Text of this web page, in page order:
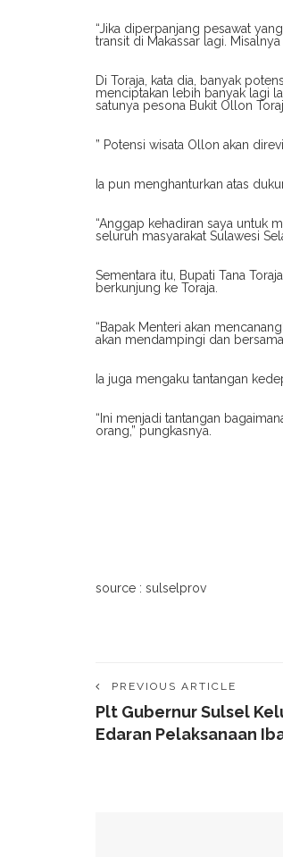
“Jika diperpanjang pesawat
transit di Makassar lagi.
Di Toraja, kata dia, banyak
menciptakan lebih banyak lagi
satunya pesona Bukit Ollon
” Potensi wisata Ollon akan
Ia pun menghanturkan atas
“Anggap kehadiran saya untuk
seluruh masyarakat Sulawesi
Sementara itu, Bupati Tana
berkunjung ke Toraja.
“Bapak Menteri akan
akan mendampingi dan
Ia juga mengaku tantangan
“Ini menjadi tantangan
orang,” pungkasnya.
source : sulselprov
PREVIOUS ARTICLE
Plt Gubernur Sulsel
Edaran Pelaksanaan